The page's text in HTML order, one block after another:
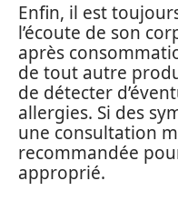
Enfin, il est
l’écoute de son
après
de tout autre
de détecter
allergies. Si des
une consultation
recommandée
approprié.